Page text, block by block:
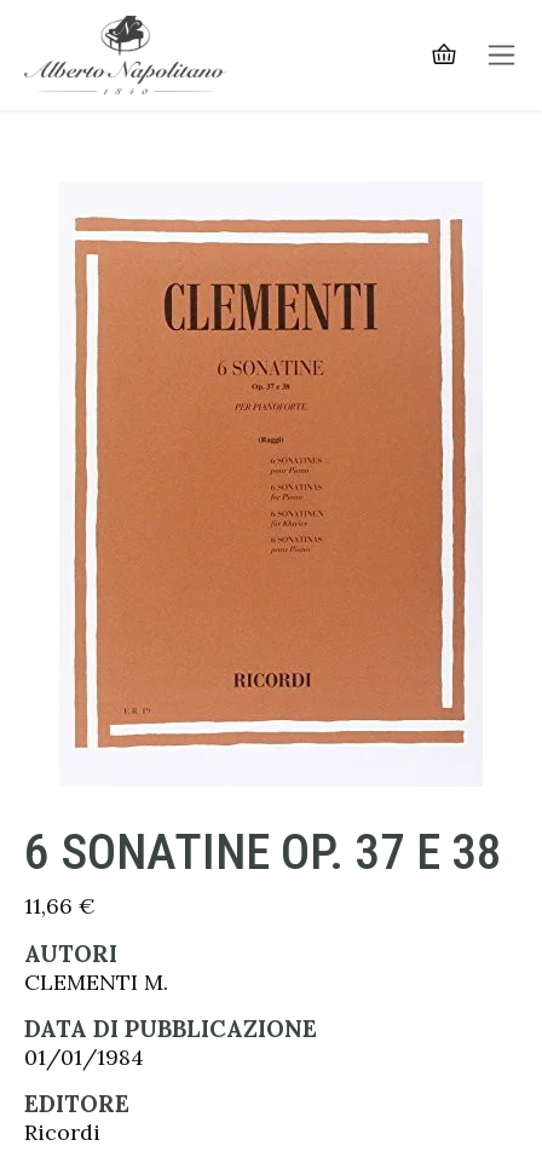
6 SONATINE OP. 37 E 38
11,66 €
AUTORI
CLEMENTI M.
DATA DI PUBBLICAZIONE
01/01/1984
EDITORE
Ricordi